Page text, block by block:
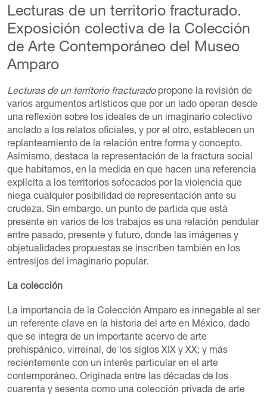
Lecturas de un territorio fracturado.
Exposición colectiva de la Colección
de Arte Contemporáneo del Museo
Amparo
Lecturas de un territorio fracturadopropone la revisión de
varios argumentos artísticos que por un lado operan desde
una reflexión sobre los ideales de un imaginario colectivo
anclado a los relatos oficiales, y por el otro, establecen un
replanteamiento de la relación entre forma y concepto.
Asimismo, destaca la representación de la fractura social
que habitamos, en la medida en que hacen una referencia
explícita a los territorios sofocados por la violencia que
niega cualquier posibilidad de representación ante su
crudeza. Sin embargo, un punto de partida que está
presente en varios de los trabajos es una relación pendular
entre pasado, presente y futuro, donde las imágenes y
objetualidades propuestas se inscriben también en los
entresijos del imaginario popular.
La colección
La importancia de la Colección Amparo es innegable al ser
un referente clave en la historia del arte en México, dado
que se integra de un importante acervo de arte
prehispánico, virreinal, de los siglos XIX y XX; y más
recientemente con un interés particular en el arte
contemporáneo. Originada entre las décadas de los
cuarenta y sesenta como una colección privada de arte